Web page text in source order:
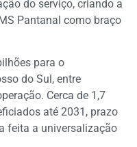
do serviço, criando a
Pantanal como braço
para o
do Sul, entre
Cerca de 1,7
até 2031, prazo
feita a universalização